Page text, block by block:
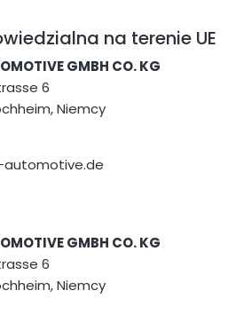
na terenie UE
GMBH CO. KG
6
Niemcy
automotive.de
GMBH CO. KG
6
Niemcy